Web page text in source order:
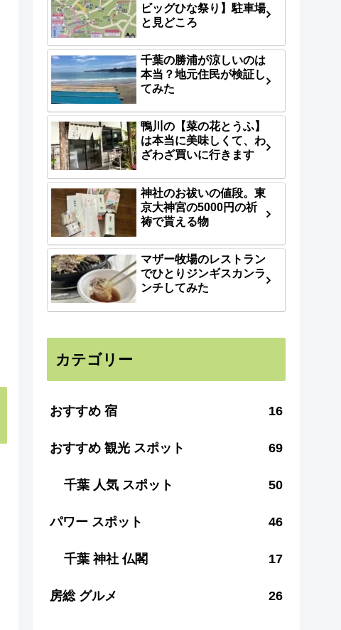
ビッグひな祭り】駐車場
と見どころ
千葉の勝浦が涼しいのは
本当？地元住民が検証し
てみた
鴨川の【菜の花とうふ】
は本当に美味しくて、わ
ざわざ買いに行きます
神社のお祓いの値段。東
京大神宮の5000円の祈
祷で貰える物
マザー牧場のレストラン
でひとりジンギスカンラ
ンチしてみた
カテゴリー
おすすめ 宿 16
おすすめ 観光 スポット 69
千葉 人気 スポット 50
パワー スポット 46
千葉 神社 仏閣 17
房総 グルメ 26